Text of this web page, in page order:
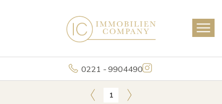
0221 - 9904490
1